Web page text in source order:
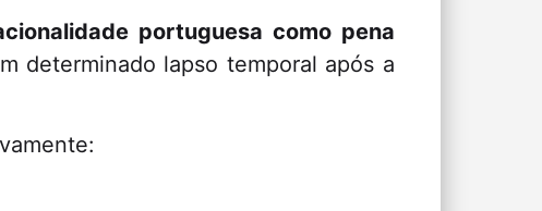
portuguesa como pena
determinado lapso temporal após a